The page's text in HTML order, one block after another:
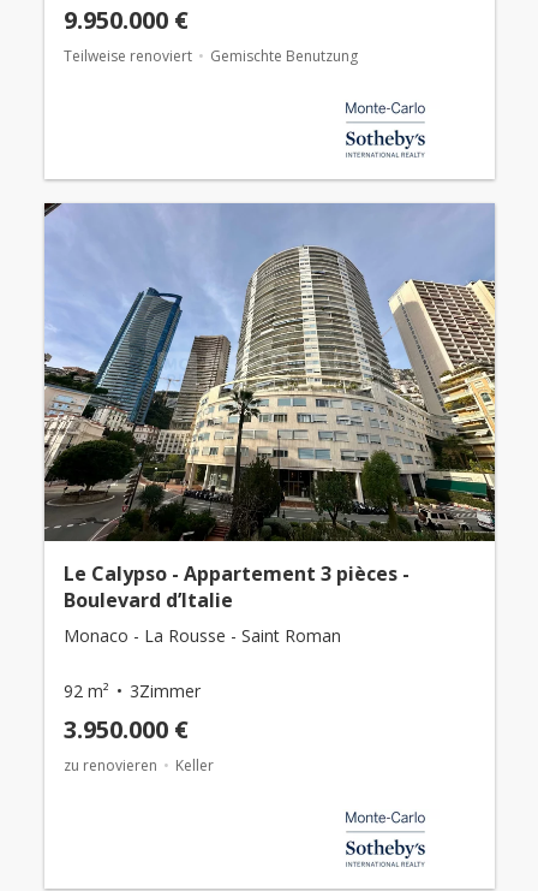
9.950.000 €
Teilweise renoviert Gemischte Benutzung
Le Calypso - Appartement 3 pièces -
Boulevard d’Italie
Monaco - La Rousse - Saint Roman
92 m² 3Zimmer
3.950.000 €
zu renovieren Keller